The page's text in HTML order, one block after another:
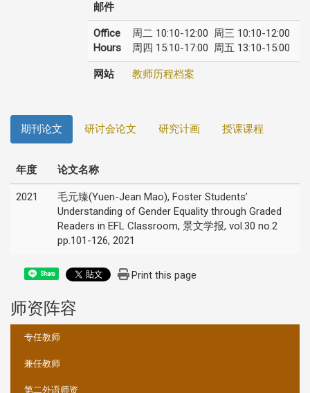
邮件
Office
Hours
周二 10:10-12:00 周三 10:10-12:00
周四 15:10-17:00 周五 13:10-15:00
网站 教师历程档案
期刊论文 研讨会论文 研究计画 授课课程
年度 论文名称
2021
毛元臻(Yuen-Jean Mao), Foster Students’
Understanding of Gender Equality through Graded
Readers in EFL Classroom, 景文学报, vol.30 no.2
pp.101-126, 2021
Share Print this page
师资阵容
专任教师
兼任教师
第二外语师资